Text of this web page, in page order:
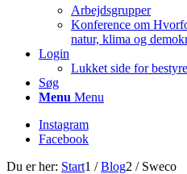
Arbejdsgrupper
Konference om
natur, klima og
Login
Lukket side for
Søg
Menu Menu
Instagram
Facebook
Du er her: Start1 / Blog2 / Sweco